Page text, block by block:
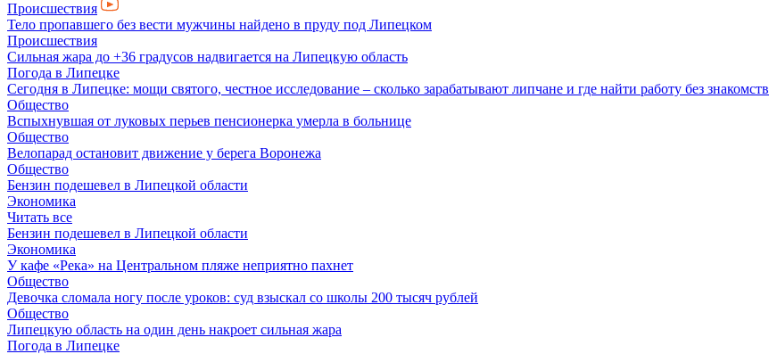
Происшествия
Тело пропавшего без вести мужчины найдено в пруду под Липецком
Происшествия
Сильная жара до +36 градусов надвигается на Липецкую область
Погода в Липецке
Сегодня в Липецке: мощи святого, честное исследование – сколько зарабатывают липчане и где найти работу без знакомств
Общество
Вспыхнувшая от луковых перьев пенсионерка умерла в больнице
Общество
Велопарад остановит движение у берега Воронежа
Общество
Бензин подешевел в Липецкой области
Экономика
Читать все
Бензин подешевел в Липецкой области
Экономика
У кафе «Река» на Центральном пляже неприятно пахнет
Общество
Девочка сломала ногу после уроков: суд взыскал со школы 200 тысяч рублей
Общество
Липецкую область на один день накроет сильная жара
Погода в Липецке